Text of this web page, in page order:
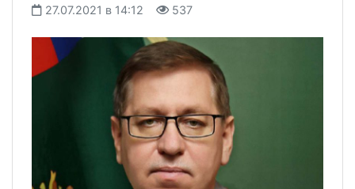
27.07.2021 в 14:12 537